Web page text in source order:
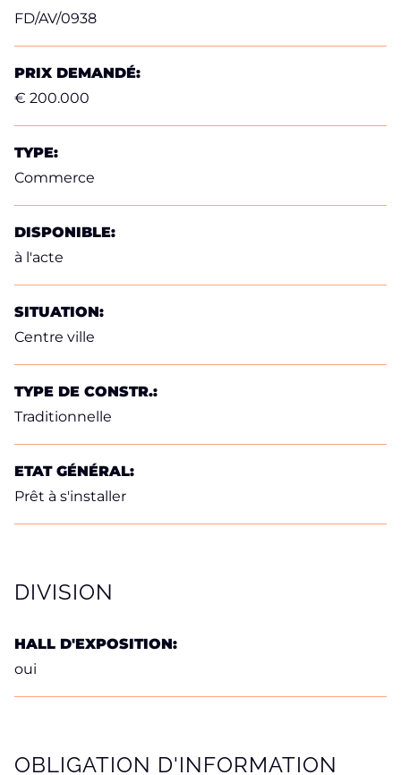
FD/AV/0938
PRIX DEMANDÉ:
€ 200.000
TYPE:
Commerce
DISPONIBLE:
à l'acte
SITUATION:
Centre ville
TYPE DE CONSTR.:
Traditionnelle
ETAT GÉNÉRAL:
Prêt à s'installer
DIVISION
HALL D'EXPOSITION:
oui
OBLIGATION D'INFORMATION